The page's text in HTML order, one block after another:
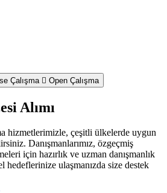
Çalışma Open Çalışma
Alımı
hizmetlerimizle, çeşitli ülkelerde uygun
Danışmanlarımız, özgeçmiş
için hazırlık ve uzman danışmanlık
hedeflerinize ulaşmanızda size destek